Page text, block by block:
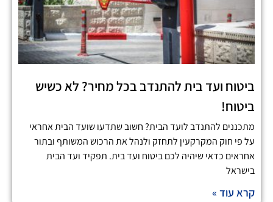
ביטוח ועד בית להתנדב בכל מחיר? לא כשיש
ביטוח!
מתכננים להתנדב לועד הבית? חשוב שתדעו שועד הבית אחראי
על פי חוק המקרקעין לתחזק ולנהל את הרכוש המשותף ובתור
אחראים כדאי שיהיה לכם ביטוח ועד בית. תפקיד ועד הבית
בישראל
קרא עוד »